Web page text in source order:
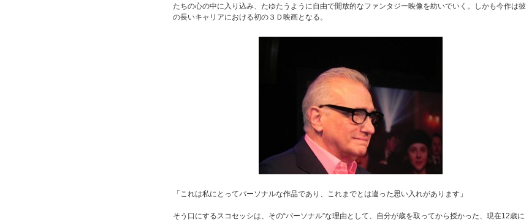
たちの心の中に入り込み、たゆたうように自由で開放的なファンタジー映像を紡いでいく。しかも今作は彼
の長いキャリアにおける初の３Ｄ映画となる。
「これは私にとってパーソナルな作品であり、これまでとは違った思い入れがあります」
そう口にするスコセッシは、その“パーソナル”な理由として、自分が歳を取ってから授かった、現在12歳に